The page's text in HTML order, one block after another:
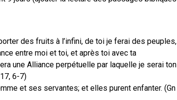
des fruits à l’infini, de toi je ferai des peuples,
entre moi et toi, et après toi avec ta
une Alliance perpétuelle par laquelle je serai ton
6-7)
et ses servantes; et elles purent enfanter. (Gn